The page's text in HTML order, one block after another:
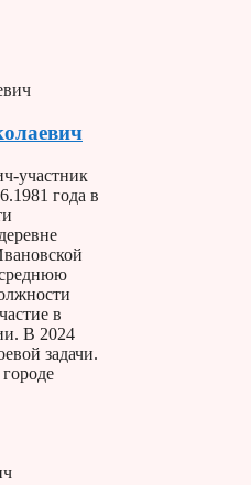
участник
года в
в
В 2024
задачи.